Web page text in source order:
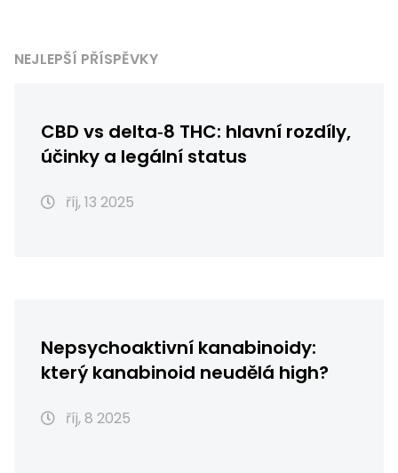
NEJLEPŠÍ PŘÍSPĚVKY
CBD vs delta‑8 THC: hlavní rozdíly,
účinky a legální status
říj, 13 2025
Nepsychoaktivní kanabinoidy:
který kanabinoid neudělá high?
říj, 8 2025